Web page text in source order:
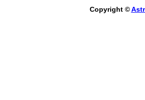
Copyright ©